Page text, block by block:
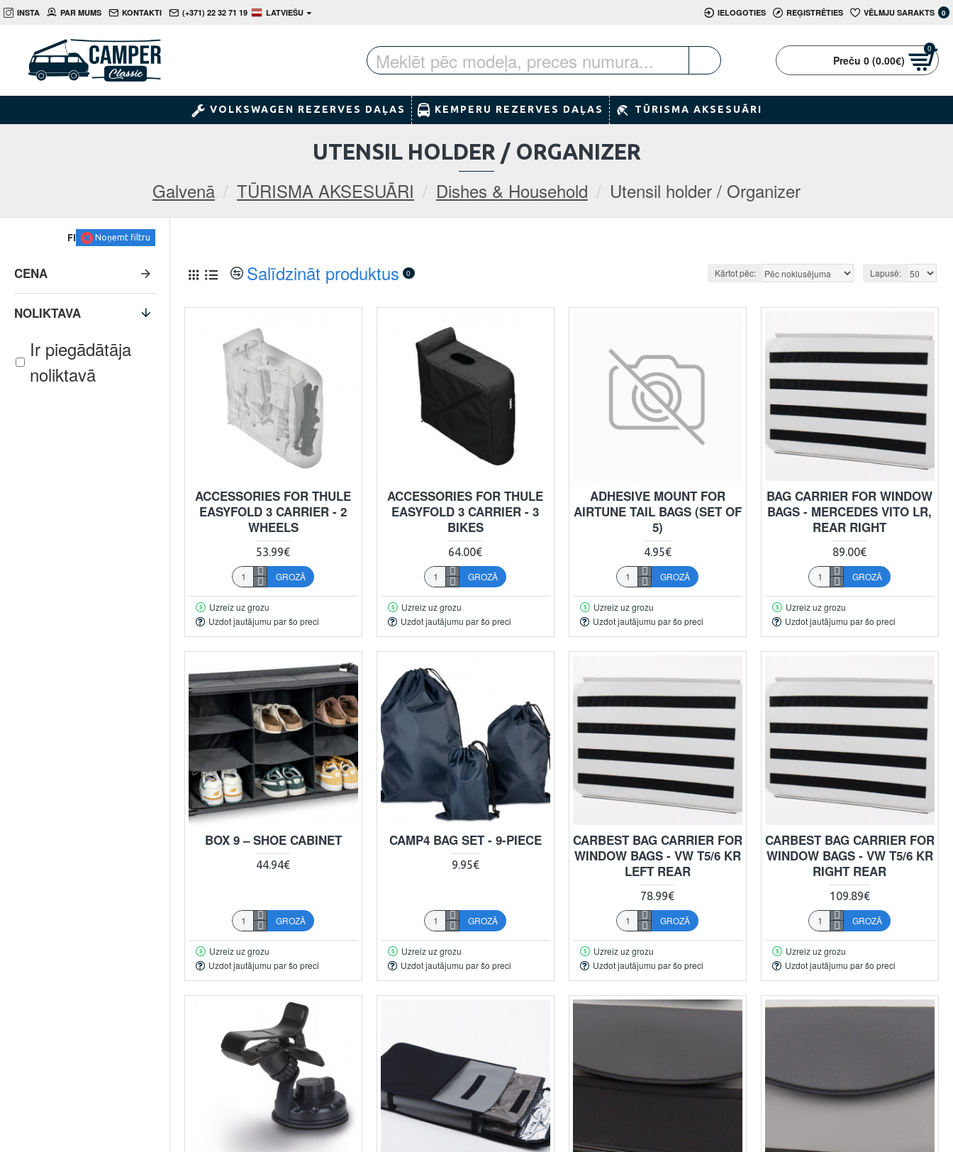
INSTA PAR MUMS KONTAKTI (+371) 22 32 71 19 LATVIEŠU IELOGOTIES REĢISTRĒTIES VĒLMJU SARAKTS 0
Preču 0 (0.00€)
0
VOLKSWAGEN REZERVES DAĻAS KEMPERU REZERVES DAĻAS TŪRISMA AKSESUĀRI
Galvenā TŪRISMA AKSESUĀRI Dishes & Household Utensil holder / Organizer
UTENSIL HOLDER / ORGANIZER
FILTRSNoņemt filtru
CENA
NOLIKTAVA
Ir piegādātāja
noliktavā
Salīdzināt produktus 0 Kārtot pēc: Lapusē:
ACCESSORIES FOR THULE
EASYFOLD 3 CARRIER - 2
WHEELS
53.99€
GROZĀ
Uzreiz uz grozu
Uzdot jautājumu par šo preci
ACCESSORIES FOR THULE
EASYFOLD 3 CARRIER - 3
BIKES
64.00€
GROZĀ
Uzreiz uz grozu
Uzdot jautājumu par šo preci
ADHESIVE MOUNT FOR
AIRTUNE TAIL BAGS (SET OF
5)
4.95€
GROZĀ
Uzreiz uz grozu
Uzdot jautājumu par šo preci
BAG CARRIER FOR WINDOW
BAGS - MERCEDES VITO LR,
REAR RIGHT
89.00€
GROZĀ
Uzreiz uz grozu
Uzdot jautājumu par šo preci
BOX 9 – SHOE CABINET
44.94€
GROZĀ
Uzreiz uz grozu
Uzdot jautājumu par šo preci
CAMP4 BAG SET - 9-PIECE
9.95€
GROZĀ
Uzreiz uz grozu
Uzdot jautājumu par šo preci
CARBEST BAG CARRIER FOR
WINDOW BAGS - VW T5/6 KR
LEFT REAR
78.99€
GROZĀ
Uzreiz uz grozu
Uzdot jautājumu par šo preci
CARBEST BAG CARRIER FOR
WINDOW BAGS - VW T5/6 KR
RIGHT REAR
109.89€
GROZĀ
Uzreiz uz grozu
Uzdot jautājumu par šo preci